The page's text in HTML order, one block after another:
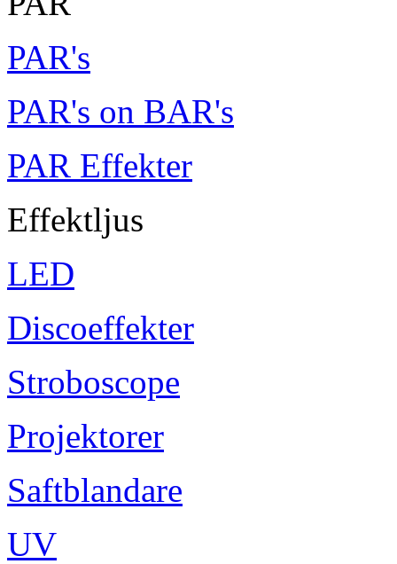
PAR's
PAR's on BAR's
PAR Effekter
Effektljus
LED
Discoeffekter
Stroboscope
Projektorer
Saftblandare
UV